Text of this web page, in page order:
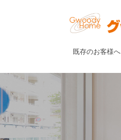
既存のお客様へ